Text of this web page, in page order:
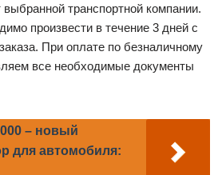
транспортной компании.
произвести в течение 3 дней с
При оплате по безналичному
все необходимые документы
– новый
для автомобиля: